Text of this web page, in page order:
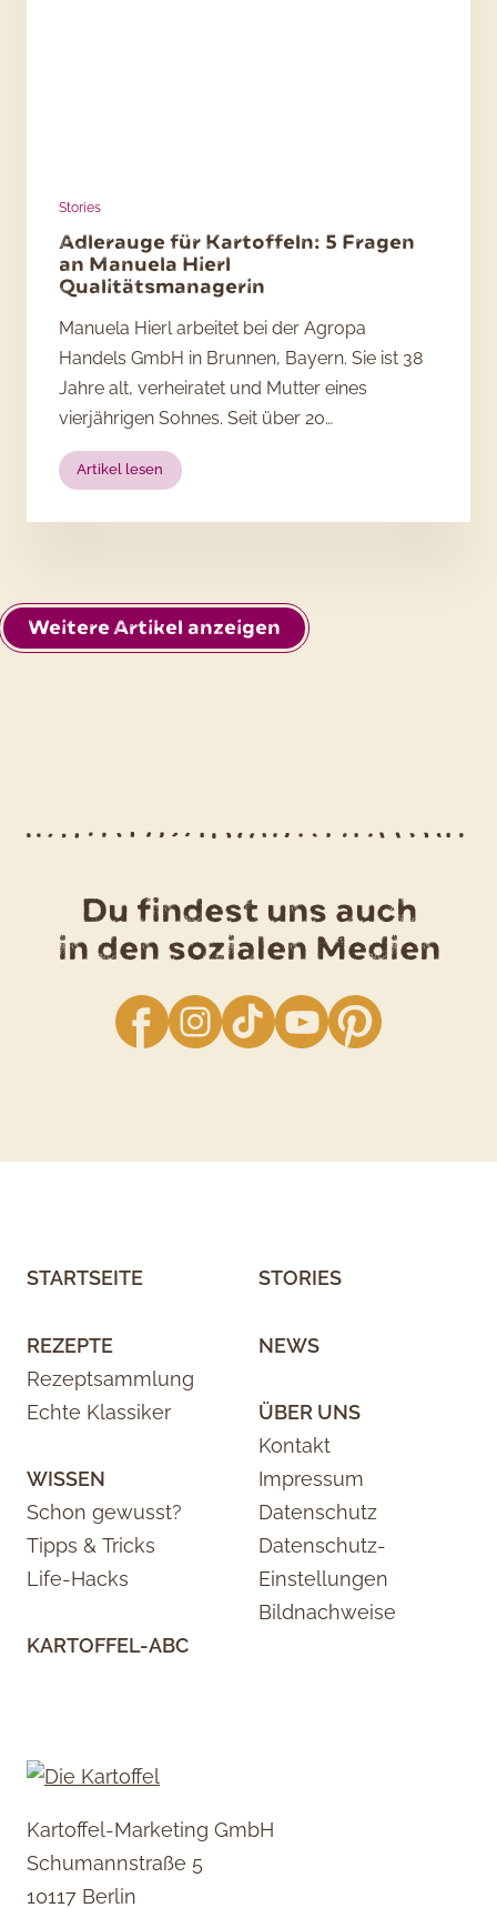
Stories
Adlerauge für Kartoffeln: 5 Fragen
an Manuela Hierl
Qualitätsmanagerin
Manuela Hierl arbeitet bei der Agropa
Handels GmbH in Brunnen, Bayern. Sie ist 38
Jahre alt, verheiratet und Mutter eines
vierjährigen Sohnes. Seit über 20…
Artikel lesen
Adlerauge
Manuela
Weitere Artikel anzeigen
Du findest uns auch
in den sozialen Medien
facebookInstagram
TikTok YouTube
STARTSEITE
REZEPTE
Rezeptsammlung
Echte Klassiker
WISSEN
Schon gewusst?
Tipps & Tricks
Life-Hacks
KARTOFFEL-ABC
STORIES
NEWS
ÜBER UNS
Kontakt
Impressum
Datenschutz
Datenschutz-
Einstellungen
Bildnachweise
Kartoffel-Marketing GmbH
Schumannstraße 5
10117 Berlin